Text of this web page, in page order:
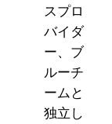
スプロ
バイダ
ー、ブ
ルーチ
ームと
独立し